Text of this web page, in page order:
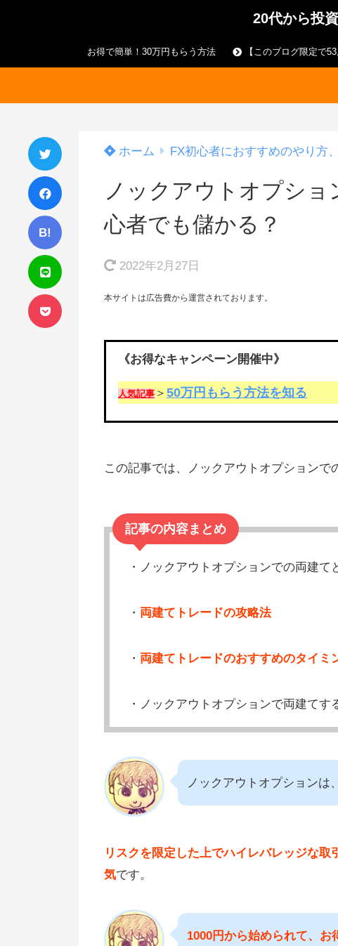
20代から投
お得で簡単！30万円もらう方法 【このブログ限定で
B!
ホーム FX初心者におすすめのやり方
ノックアウトオプショ
心者でも儲かる？
2022年2月27日
本サイトは広告費から運営されております。
《お得なキャンペーン開催中》
人気記事 ＞ 50万円もらう方法を知る
この記事では、ノックアウトオプションで
記事の内容まとめ
・ノックアウトオプションでの両建て
・ 両建てトレードの攻略法
・ 両建てトレードのおすすめのタイミ
・ノックアウトオプションで両建てす
ノックアウトオプションは
リスクを限定した上でハイレバレッジな
気です。
1000円から始められて、お